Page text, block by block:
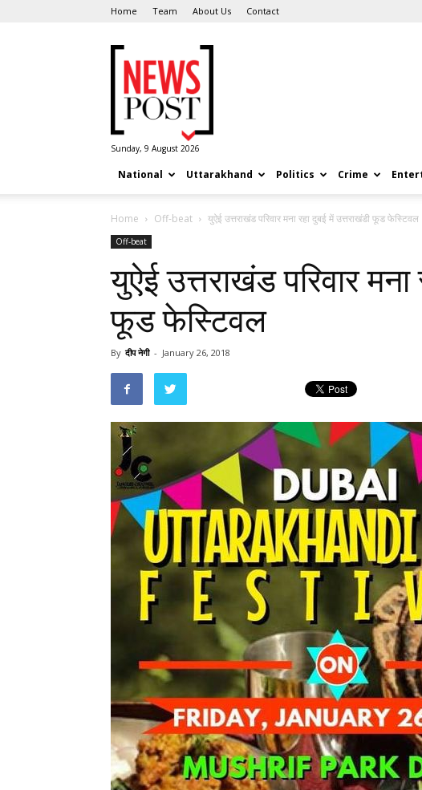
Home Team About Us Contact
Post
Sunday, 9 August 2026
National Uttarakhand Politics Crime
Home Off-beat युऐई उत्तराखंड परिवार मना रहा दुबई में उत्तराखंडी फूड फेस्टिवल
Off-beat
युऐई उत्तराखंड परिवार
फूड फेस्टिवल
By दीप नेगी - January 26, 2018